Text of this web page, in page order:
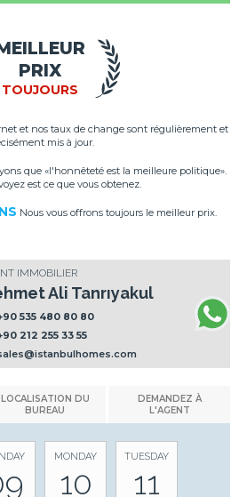
TOUJOURS
PRIX
et nos taux de change sont régulièrement et
mis à jour.
que «l'honnêteté est la meilleure politique».
est ce que vous obtenez.
Nous vous offrons toujours le meilleur prix.
IMMOBILIER
Ali Tanrıyakul
535 480 80 80
212 255 33 55
LOCALISATION DU
BUREAU
DEMANDEZ À
L'AGENT
MONDAY
10
TUESDAY
11